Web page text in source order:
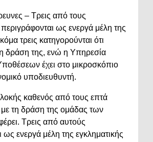
– Τρεις από τους
ως ενεργά μέλη της
τρεις κατηγορούνται ότι
δράση της, ενώ η Υπηρεσία
έχει στο μικροσκόπιο
υποδιευθυντή.
καθενός από τους επτά
τη δράση της ομάδας των
Τρεις από αυτούς
ως ενεργά μέλη της εγκληματικής